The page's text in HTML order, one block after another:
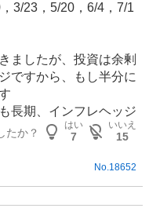
3/23，5/20，6/4，7/1
ましたが、投資は余剰
ですから、もし半分に
長期、インフレヘッジ
たか？
はい
7
いいえ
15
No. 18652